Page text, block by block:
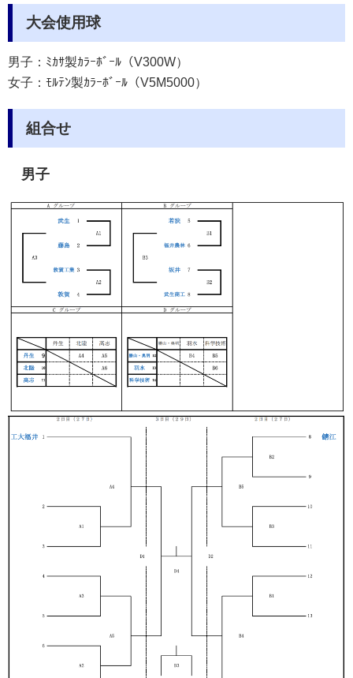
大会使用球
男子：ﾐｶｻ製ｶﾗｰﾎﾞｰﾙ（V300W）
女子：ﾓﾙﾃﾝ製ｶﾗｰﾎﾞｰﾙ（V5M5000）
組合せ
男子